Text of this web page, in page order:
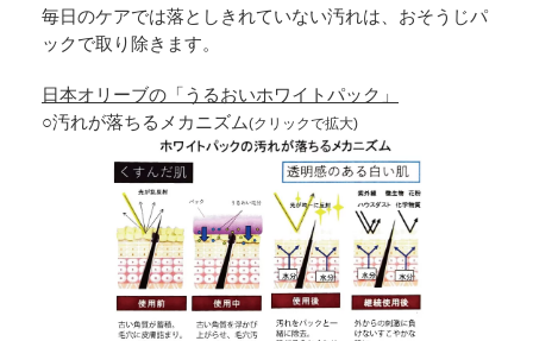
毎日のケアでは落としきれていない汚れは、おそうじパ
ックで取り除きます。
日本オリーブの「うるおいホワイトパック」
○汚れが落ちるメカニズム(クリックで拡大)